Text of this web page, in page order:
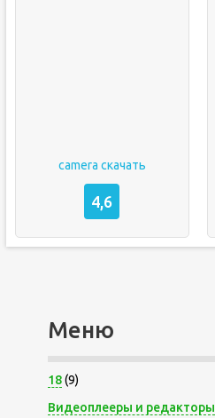
camera скачать
4,6
Меню
18(9)
Видеоплееры и редакторы